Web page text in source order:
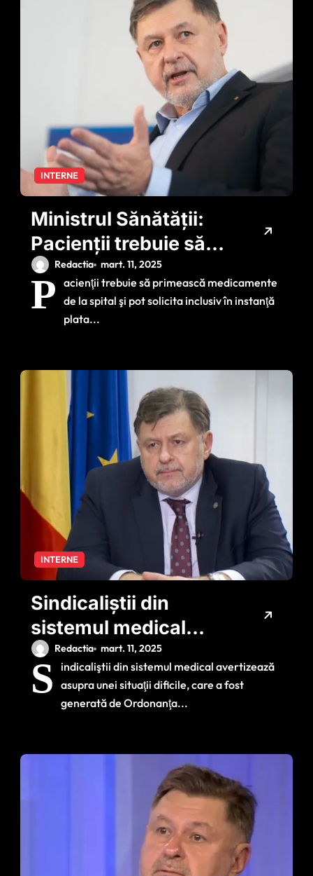
INTERNE
Ministrul Sănătății:
Pacienţii trebuie să
primească
medicamente de la
spital
Redactia mart. 11, 2025
P acienţii trebuie să primească medicamente
de la spital şi pot solicita inclusiv în instanţă
plata...
INTERNE
Sindicaliştii din
sistemul medical
avertizează asupra
unei situaţii dificile /
Rafila: ‘O să am o
Guvenului’
Redactia mart. 11, 2025
S
indicaliştii din sistemul medical avertizează
asupra unei situaţii dificile, care a fost
generată de Ordonanţa...